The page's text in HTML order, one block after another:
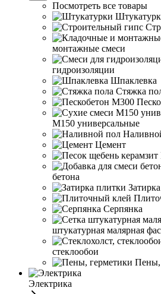
Посмотреть все товары
монтажные смеси
гидроизоляции
Шпаклевка
Стяжка
М150 универсальные
Цемент
бетона
Серпянка
штукатурная малярная
стеклообои
Пены,
Электрика